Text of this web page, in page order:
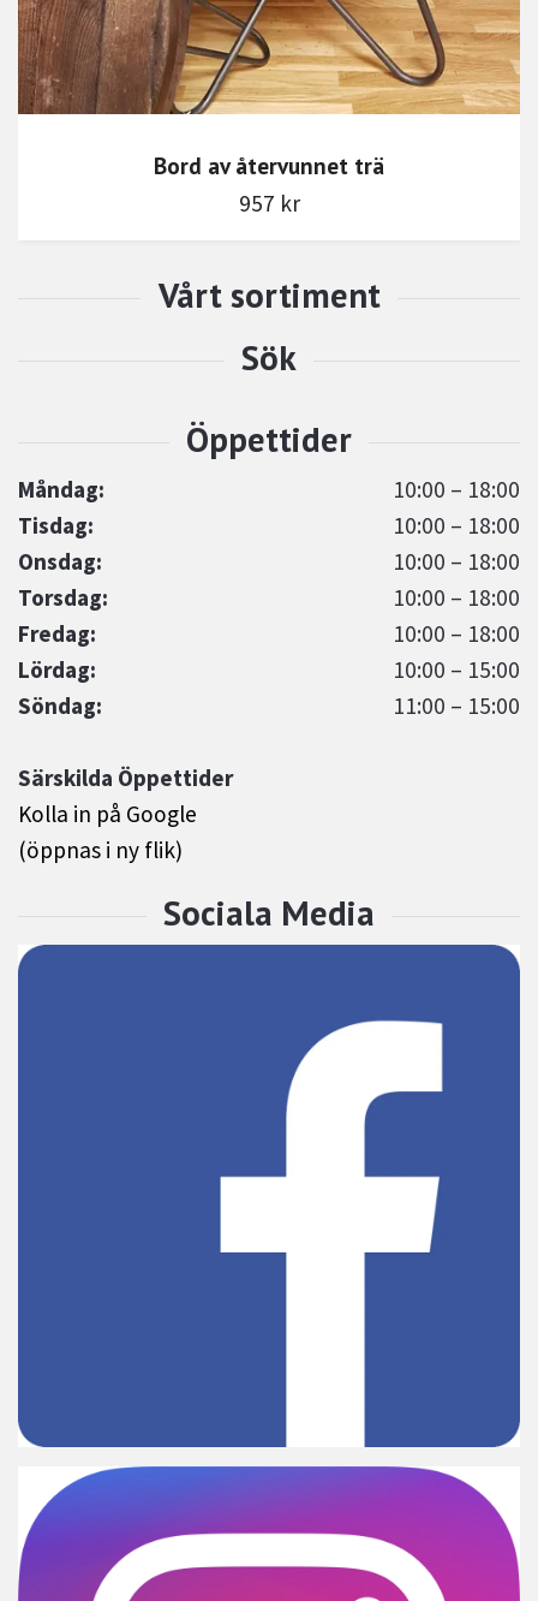
Måndag:
10:00 – 18:00
Tisdag:
10:00 – 18:00
Onsdag:
10:00 – 18:00
Torsdag:
10:00 – 18:00
Fredag:
10:00 – 18:00
Lördag:
10:00 – 15:00
Söndag:
11:00 – 15:00
Särskilda Öppettider
Kolla in på Google
(öppnas i ny flik)
Bord av återvunnet trä
957 kr